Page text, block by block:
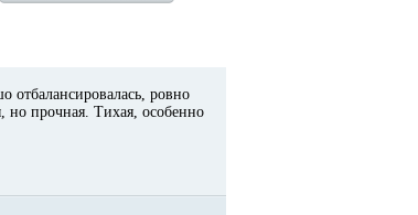
отбалансировалась, ровно
но прочная. Тихая, особенно